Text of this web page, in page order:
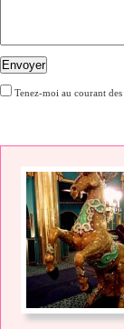
Envoyer
Tenez-moi au courant